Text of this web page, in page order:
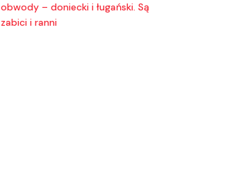
obwody – doniecki i ługański. Są
zabici i ranni